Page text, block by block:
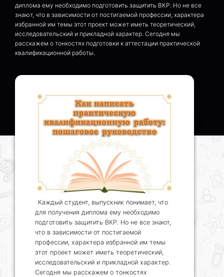
диплома ему необходимо подготовить защитить ВКР. Но не все
знают, что в зависимости от постигаемой профессии, характера
избранной им темы этот проект может иметь теоретический,
исследовательский и прикладной характер. Сегодня мы
расскажем о тонкостях подготовки к аттестации практической
квалификационной работы.
Каждый студент, выпускник понимает, что
для получения диплома ему необходимо
подготовить защитить ВКР. Но не все знают,
что в зависимости от постигаемой
профессии, характера избранной им темы
этот проект может иметь теоретический,
исследовательский и прикладной характер.
Сегодня мы расскажем о тонкостях